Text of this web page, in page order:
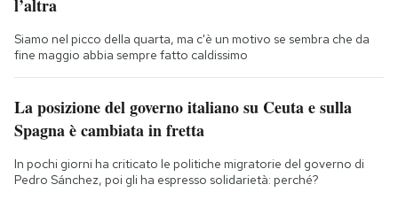
l’altra
Siamo nel picco della quarta, ma c'è un motivo se sembra che da
fine maggio abbia sempre fatto caldissimo
La posizione del governo italiano su Ceuta e sulla
Spagna è cambiata in fretta
In pochi giorni ha criticato le politiche migratorie del governo di
Pedro Sánchez, poi gli ha espresso solidarietà: perché?